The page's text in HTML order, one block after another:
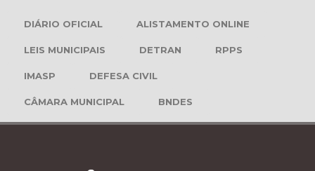
DIÁRIO OFICIAL ALISTAMENTO ONLINE
LEIS MUNICIPAIS DETRAN RPPS
IMASP DEFESA CIVIL
CÂMARA MUNICIPAL BNDES